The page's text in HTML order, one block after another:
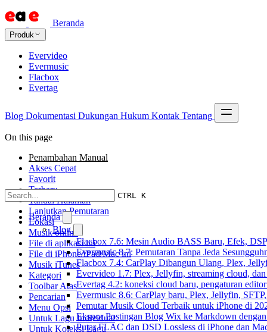
Beranda
Produk
Evervideo
Evermusic
Flacbox
Evertag
Blog Dokumentasi Dukungan Hukum Kontak Tentang
CTRL K
Beranda
Blog
Flacbox 7.6: Mesin Audio BASS Baru, Efek,
Evermusic 8.7: Pemutaran Tanpa Jeda
Flacbox 7.4: CarPlay Dibangun Ulang, Plex,
Evervideo 1.7: Plex, Jellyfin, streaming cloud,
Evertag 4.2: koneksi cloud baru, pengaturan
Evermusic 8.6: CarPlay baru, Plex, Jellyfin,
Pemutar Musik Cloud Terbaik untuk iPhone di
Ekspor Postingan Blog Wix ke Markdown
Putar FLAC dan DSD Lossless di iPhone dan
On this page
Penambahan Manual
Akses Cepat
Favorit
Terbaru
Tandai Halaman
Lanjutkan Pemutaran
Lokasi
Musik online
File di aplikasi ini
File di iPhone/iPad/Mac ini
Musik iTunes
Kategori
Toolbar Atas
Pencarian
Menu Opsi
Untuk Lagu Individual
Untuk Koleksi Lagu